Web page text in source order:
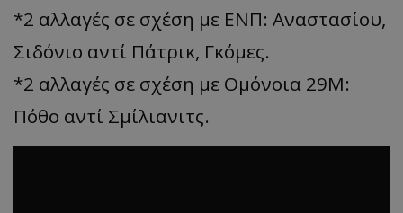
*2 αλλαγές σε σχέση με ΕΝΠ: Αναστασίου,
Σιδόνιο αντί Πάτρικ, Γκόμες.
*2 αλλαγές σε σχέση με Ομόνοια 29Μ:
Πόθο αντί Σμίλιανιτς.